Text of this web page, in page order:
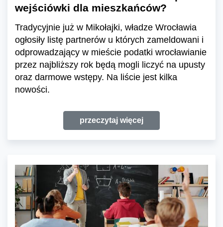
wejściówki dla mieszkańców?
Tradycyjnie już w Mikołajki, władze Wrocławia
ogłosiły listę partnerów u których zameldowani i
odprowadzający w mieście podatki wrocławianie
przez najbliższy rok będą mogli liczyć na upusty
oraz darmowe wstępy. Na liście jest kilka
nowości.
przeczytaj więcej